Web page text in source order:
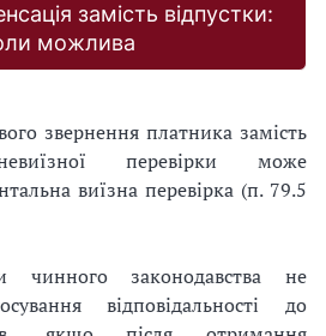
замість відпустки:
можлива
звернення платника замість
перевірки може
виїзна перевірка (п. 79.5
законодавства не
відповідальності до